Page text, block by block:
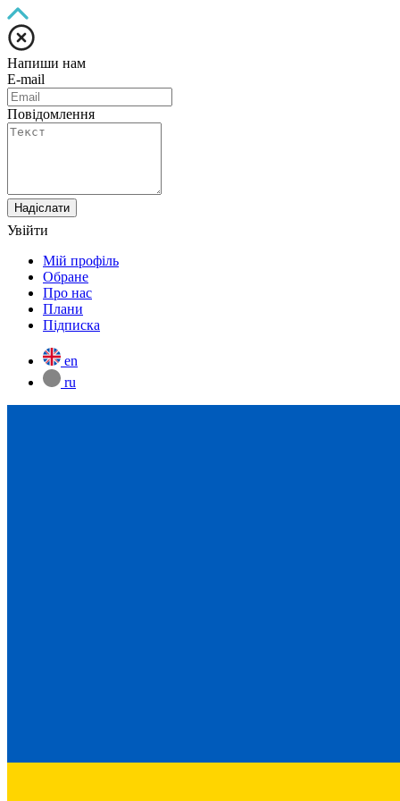
Напиши нам
E-mail
Повідомлення
Надіслати
Увійти
Мій профіль
Обране
Про нас
Плани
Підписка
en
ru